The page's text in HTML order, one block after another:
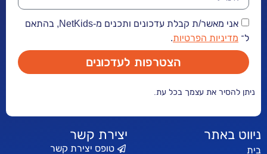
אני מאשר/ת קבלת עדכונים ותכנים מ-NetKids, בהתאם
הפרטיות.
הצטרפות לעדכונים
את עצמך בכל עת.
יצירת קשר
טופס יצירת קשר